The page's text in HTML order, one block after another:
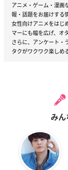
アニメ・ゲーム・漫画
報・話題をお届けする
女性向けアニメをはじ
マーにも幅を広げ、オ
さらに、アンケート・
タクがワクワク楽しめ
みん